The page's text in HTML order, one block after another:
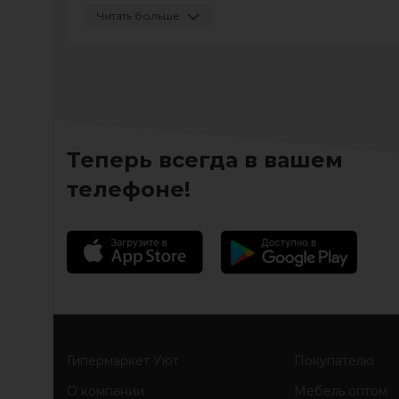
наша мебель поможет создать теплую
Читать больше
Теперь всегда в вашем
телефоне!
Гипермаркет Уют
О компании
Покупателю
Мебель оптом